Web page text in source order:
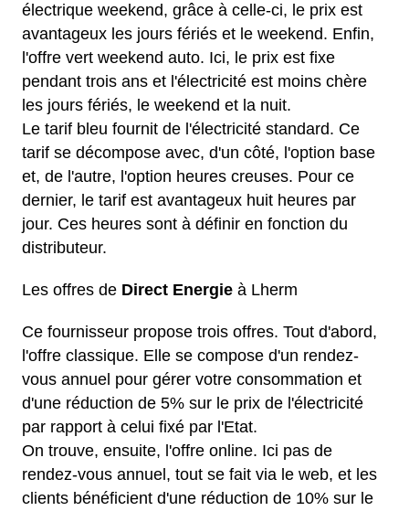
électrique weekend, grâce à celle-ci, le prix est
avantageux les jours fériés et le weekend. Enfin,
l'offre vert weekend auto. Ici, le prix est fixe
pendant trois ans et l'électricité est moins chère
les jours fériés, le weekend et la nuit.
Le tarif bleu fournit de l'électricité standard. Ce
tarif se décompose avec, d'un côté, l'option base
et, de l'autre, l'option heures creuses. Pour ce
dernier, le tarif est avantageux huit heures par
jour. Ces heures sont à définir en fonction du
distributeur.
Les offres de Direct Energie à Lherm
Ce fournisseur propose trois offres. Tout d'abord,
l'offre classique. Elle se compose d'un rendez-
vous annuel pour gérer votre consommation et
d'une réduction de 5% sur le prix de l'électricité
par rapport à celui fixé par l'Etat.
On trouve, ensuite, l'offre online. Ici pas de
rendez-vous annuel, tout se fait via le web, et les
clients bénéficient d'une réduction de 10% sur le